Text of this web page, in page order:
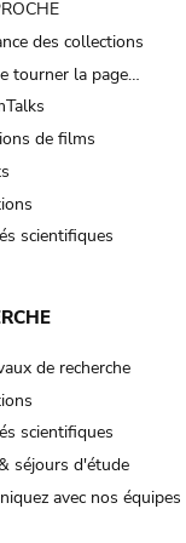
des collections
tourner la page…
de films
scientifiques
de recherche
scientifiques
séjours d'étude
avec nos équipes